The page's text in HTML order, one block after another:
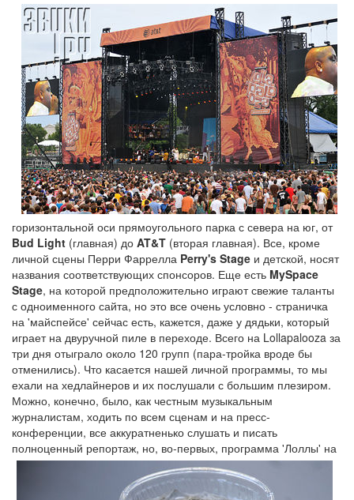
горизонтальной оси прямоугольного парка с севера на юг, от
Bud Light (главная) до AT&T (вторая главная). Все, кроме
личной сцены Перри Фаррелла Perry's Stage и детской, носят
названия соответствующих спонсоров. Еще есть MySpace
Stage, на которой предположительно играют свежие таланты
с одноименного сайта, но это все очень условно - страничка
на 'майспейсе' сейчас есть, кажется, даже у дядьки, который
играет на двуручной пиле в переходе. Всего на Lollapalooza за
три дня отыграло около 120 групп (пара-тройка вроде бы
отменились). Что касается нашей личной программы, то мы
ехали на хедлайнеров и их послушали с большим плезиром.
Можно, конечно, было, как честным музыкальным
журналистам, ходить по всем сценам и на пресс-
конференции, все аккуратненько слушать и писать
полноценный репортаж, но, во-первых, программа 'Лоллы' на